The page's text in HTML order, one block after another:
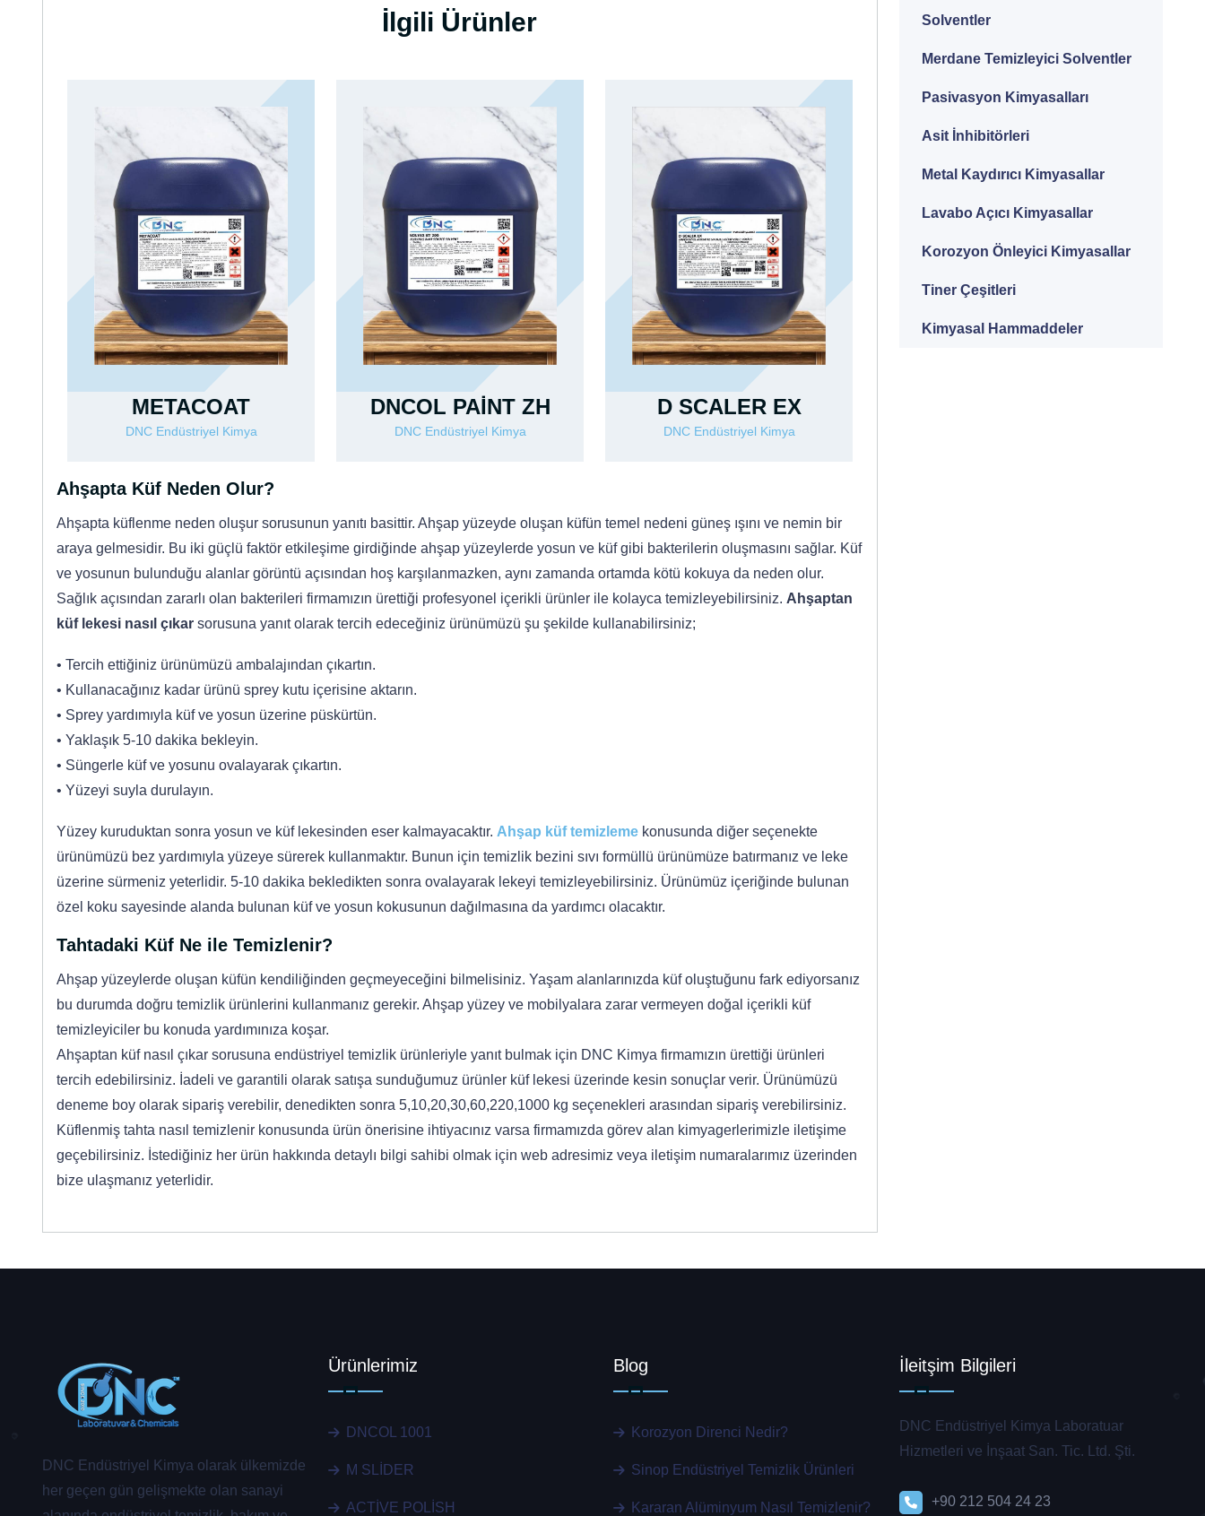
İlgili Ürünler
METACOAT
DNC Endüstriyel Kimya
DNCOL PAİNT ZH
DNC Endüstriyel Kimya
D SCALER EX
DNC Endüstriyel Kimya
Ahşapta Küf Neden Olur?
Ahşapta küflenme neden oluşur sorusunun yanıtı basittir. Ahşap yüzeyde oluşan küfün temel nedeni güneş ışını ve nemin bir
araya gelmesidir. Bu iki güçlü faktör etkileşime girdiğinde ahşap yüzeylerde yosun ve küf gibi bakterilerin oluşmasını sağlar. Küf
ve yosunun bulunduğu alanlar görüntü açısından hoş karşılanmazken, aynı zamanda ortamda kötü kokuya da neden olur.
Sağlık açısından zararlı olan bakterileri firmamızın ürettiği profesyonel içerikli ürünler ile kolayca temizleyebilirsiniz. Ahşaptan
küf lekesi nasıl çıkar sorusuna yanıt olarak tercih edeceğiniz ürünümüzü şu şekilde kullanabilirsiniz;
• Tercih ettiğiniz ürünümüzü ambalajından çıkartın.
• Kullanacağınız kadar ürünü sprey kutu içerisine aktarın.
• Sprey yardımıyla küf ve yosun üzerine püskürtün.
• Yaklaşık 5-10 dakika bekleyin.
• Süngerle küf ve yosunu ovalayarak çıkartın.
• Yüzeyi suyla durulayın.
Yüzey kuruduktan sonra yosun ve küf lekesinden eser kalmayacaktır. Ahşap küf temizleme konusunda diğer seçenekte
ürünümüzü bez yardımıyla yüzeye sürerek kullanmaktır. Bunun için temizlik bezini sıvı formüllü ürünümüze batırmanız ve leke
üzerine sürmeniz yeterlidir. 5-10 dakika bekledikten sonra ovalayarak lekeyi temizleyebilirsiniz. Ürünümüz içeriğinde bulunan
özel koku sayesinde alanda bulunan küf ve yosun kokusunun dağılmasına da yardımcı olacaktır.
Tahtadaki Küf Ne ile Temizlenir?
Ahşap yüzeylerde oluşan küfün kendiliğinden geçmeyeceğini bilmelisiniz. Yaşam alanlarınızda küf oluştuğunu fark ediyorsanız
bu durumda doğru temizlik ürünlerini kullanmanız gerekir. Ahşap yüzey ve mobilyalara zarar vermeyen doğal içerikli küf
temizleyiciler bu konuda yardımınıza koşar.
Ahşaptan küf nasıl çıkar sorusuna endüstriyel temizlik ürünleriyle yanıt bulmak için DNC Kimya firmamızın ürettiği ürünleri
tercih edebilirsiniz. İadeli ve garantili olarak satışa sunduğumuz ürünler küf lekesi üzerinde kesin sonuçlar verir. Ürünümüzü
deneme boy olarak sipariş verebilir, denedikten sonra 5,10,20,30,60,220,1000 kg seçenekleri arasından sipariş verebilirsiniz.
Küflenmiş tahta nasıl temizlenir konusunda ürün önerisine ihtiyacınız varsa firmamızda görev alan kimyagerlerimizle iletişime
geçebilirsiniz. İstediğiniz her ürün hakkında detaylı bilgi sahibi olmak için web adresimiz veya iletişim numaralarımız üzerinden
bize ulaşmanız yeterlidir.
Solventler
Merdane Temizleyici Solventler
Pasivasyon Kimyasalları
Asit İnhibitörleri
Metal Kaydırıcı Kimyasallar
Lavabo Açıcı Kimyasallar
Korozyon Önleyici Kimyasallar
Tiner Çeşitleri
Kimyasal Hammaddeler
DNC Endüstriyel Kimya olarak ülkemizde
her geçen gün gelişmekte olan sanayi
Ürünlerimiz
DNCOL 1001
M SLİDER
ACTİVE POLİSH
Blog
Korozyon Direnci Nedir?
Sinop Endüstriyel Temizlik Ürünleri
Kararan Alüminyum Nasıl Temizlenir?
İleitşim Bilgileri
DNC Endüstriyel Kimya Laboratuar
Hizmetleri ve İnşaat San. Tic. Ltd. Şti.
+90 212 504 24 23